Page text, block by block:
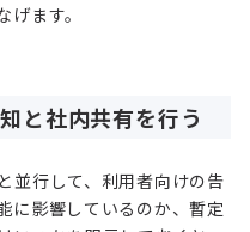
ます。
と社内共有を行う
並行して、利用者向けの告
に影響しているのか、暫定